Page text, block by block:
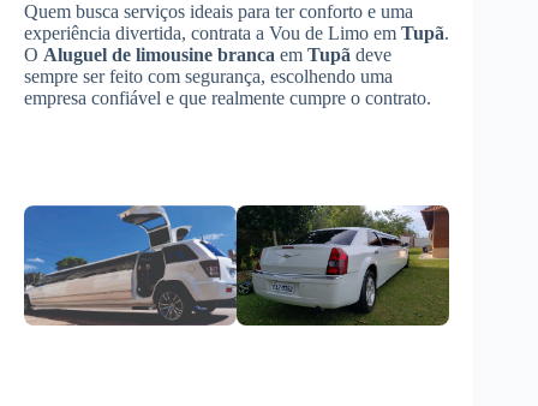
Quem busca serviços ideais para ter conforto e uma
experiência divertida, contrata a Vou de Limo em Tupã.
O Aluguel de limousine branca em Tupã deve
sempre ser feito com segurança, escolhendo uma
empresa confiável e que realmente cumpre o contrato.